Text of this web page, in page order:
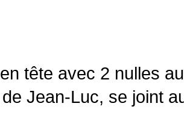
tête avec 2 nulles
Jean-Luc, se joint